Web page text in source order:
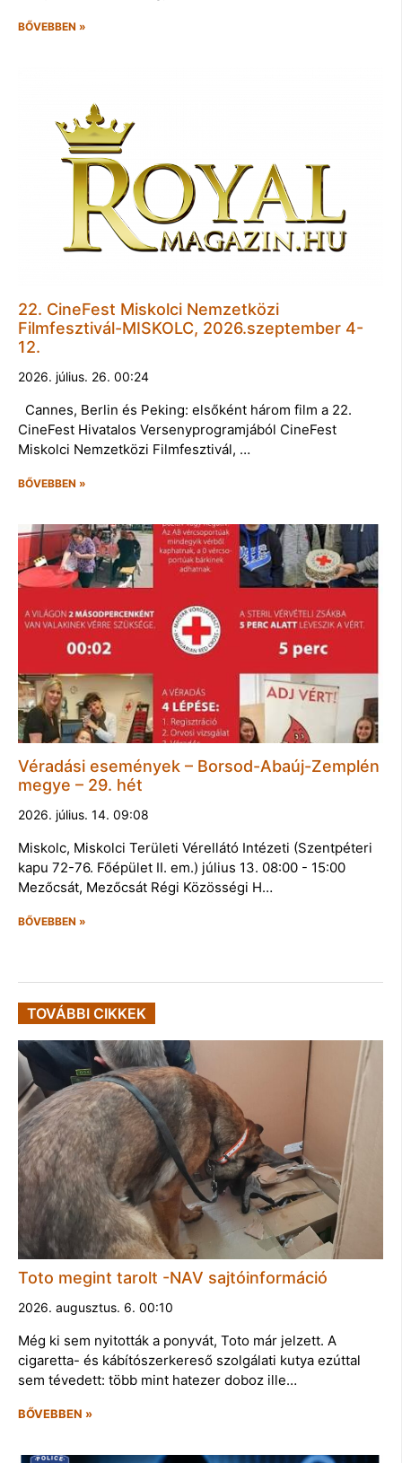
BŐVEBBEN »
22. CineFest Miskolci Nemzetközi
Filmfesztivál-MISKOLC, 2026.szeptember 4-
12.
2026. július. 26. 00:24
Cannes, Berlin és Peking: elsőként három film a 22.
CineFest Hivatalos Versenyprogramjából CineFest
Miskolci Nemzetközi Filmfesztivál, …
BŐVEBBEN »
Véradási események – Borsod-Abaúj-Zemplén
megye – 29. hét
2026. július. 14. 09:08
Miskolc, Miskolci Területi Vérellátó Intézeti (Szentpéteri
kapu 72-76. Főépület II. em.) július 13. 08:00 - 15:00
Mezőcsát, Mezőcsát Régi Közösségi H…
BŐVEBBEN »
TOVÁBBI CIKKEK
Toto megint tarolt -NAV sajtóinformáció
2026. augusztus. 6. 00:10
Még ki sem nyitották a ponyvát, Toto már jelzett. A
cigaretta- és kábítószerkereső szolgálati kutya ezúttal
sem tévedett: több mint hatezer doboz ille…
BŐVEBBEN »